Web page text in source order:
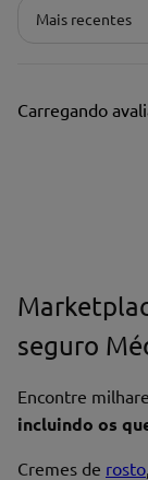
Mais recentes
Carregando
seguro
Encontre
incluindo os
Cremes de rosto,